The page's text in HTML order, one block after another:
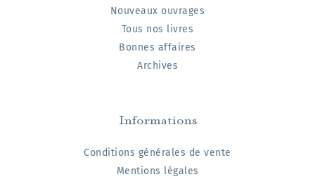
Nouveaux ouvrages
Tous nos livres
Bonnes affaires
Archives
Informations
Conditions générales de vente
Mentions légales